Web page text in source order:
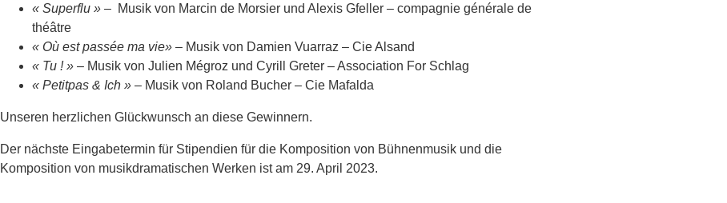
« Superflu » – Musik von Marcin de Morsier und Alexis Gfeller– compagnie générale de
théâtre
« Où est passée ma vie»– Musik von Damien Vuarraz – Cie Alsand
« Tu ! »– Musik von Julien Mégroz und Cyrill Greter – Association For Schlag
« Petitpas & Ich »– Musik von Roland Bucher – Cie Mafalda
Unseren herzlichen Glückwunsch an diese Gewinnern.
Der nächste Eingabetermin für Stipendien für die Komposition von Bühnenmusik und die
Komposition von musikdramatischen Werken ist am 29. April 2023.